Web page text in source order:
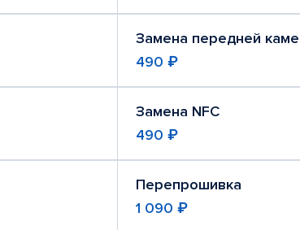
Замена передней
490 ₽
Замена NFC
490 ₽
Перепрошивка
1 090 ₽